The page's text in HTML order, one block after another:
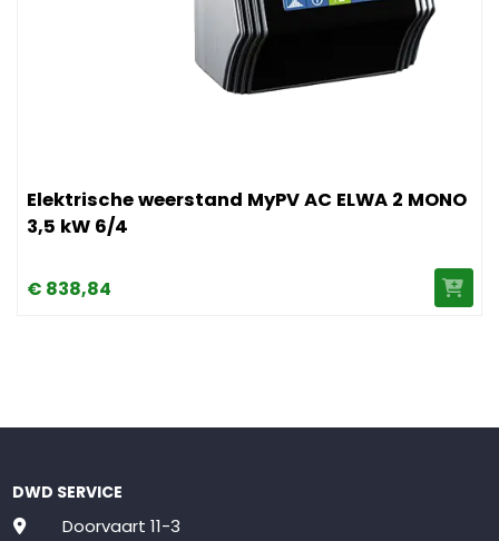
Elektrische weerstand MyPV AC ELWA 2 MONO
3,5 kW 6/4
€ 838,84
DWD SERVICE
Doorvaart 11-3